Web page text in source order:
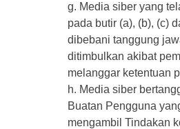
g. Media siber yang
pada butir (a), (b), (c)
dibebani tanggung
ditimbulkan akibat
melanggar ketentuan
h. Media siber
Buatan Pengguna
mengambil Tindakan